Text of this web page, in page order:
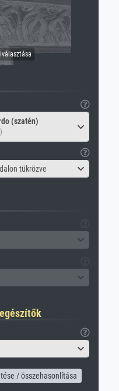
(szatén)
tükrözve
/ összehasonlítása